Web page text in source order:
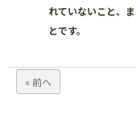
れていないこと、
とです。
« 前へ